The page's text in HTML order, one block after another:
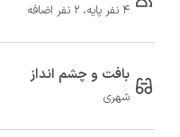
4 نفر پایه، 2 نفر اضافه
بافت و چشم انداز
شهری